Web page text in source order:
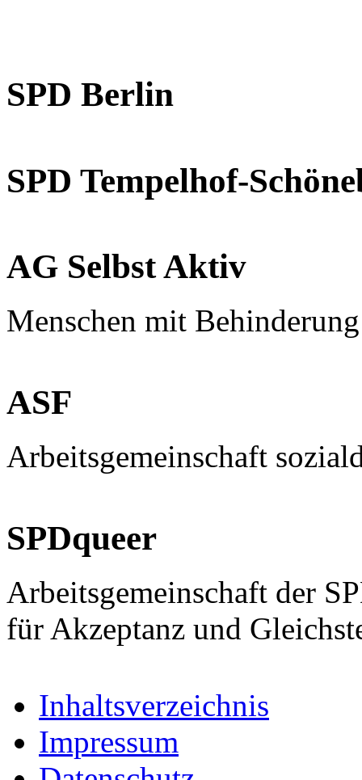
SPD Berlin
SPD Tempelhof-
AG Selbst Aktiv
Menschen mit
ASF
Arbeitsgemeinschaft
SPDqueer
Arbeitsgemeinschaft der
für Akzeptanz und
Inhaltsverzeichnis
Impressum